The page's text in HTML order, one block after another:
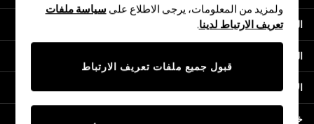
Polo Shirts
Sweatshirts & Jumpers
Underwear
المساعدة
الخصوصية والحقوق القانونية
الأقسام
خدمات أخرى
ولمزيد من المعلومات، يرجى الاطلاع على سياسة ملفات
تعريف الارتباط لدينا.
قبول جميع ملفات تعريف الارتباط